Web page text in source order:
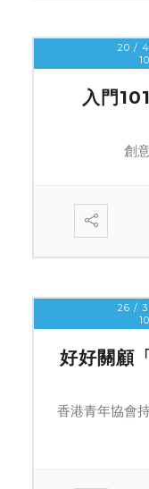
20 /
入門
創
26 /
好好關顧
香港青年協會